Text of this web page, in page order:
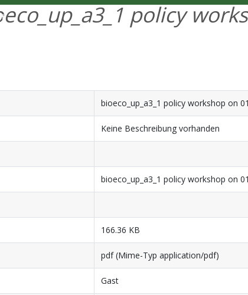
policy
bioeco_up_a3_1 policy workshop on
Keine Beschreibung vorhanden
bioeco_up_a3_1 policy workshop on
166.36 KB
pdf (Mime-Typ application/pdf)
Gast